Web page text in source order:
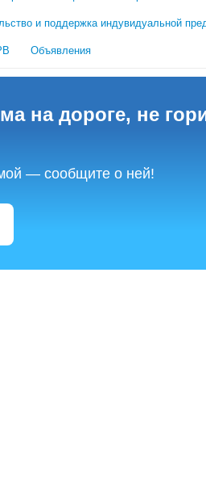
и поддержка индувидуальной
Объявления
на дороге, не
— сообщите о ней!